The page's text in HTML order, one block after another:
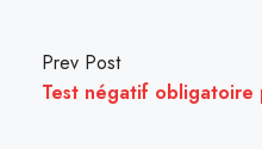
Prev Post
Test négatif obligatoire